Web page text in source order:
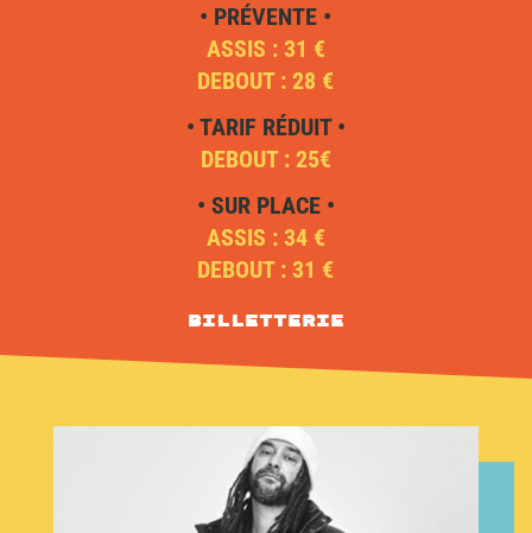
• PRÉVENTE •
ASSIS : 31 €
DEBOUT : 28 €
• TARIF RÉDUIT •
DEBOUT : 25€
• SUR PLACE •
ASSIS : 34 €
DEBOUT : 31 €
Billetterie